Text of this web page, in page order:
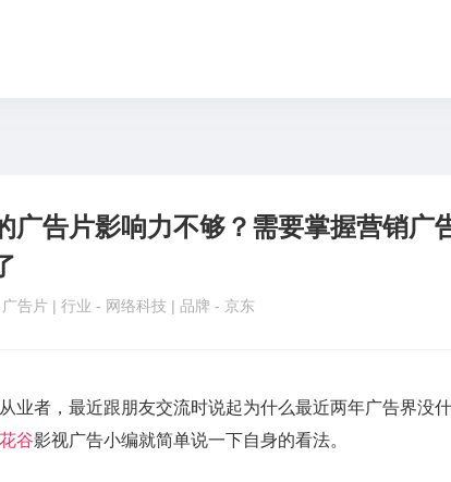
广告片影响力不够？需要掌握营销广
广告片 | 行业 - 网络科技 | 品牌 - 京东
业者，最近跟朋友交流时说起为什么最近两年广告界没
谷影视广告小编就简单说一下自身的看法。